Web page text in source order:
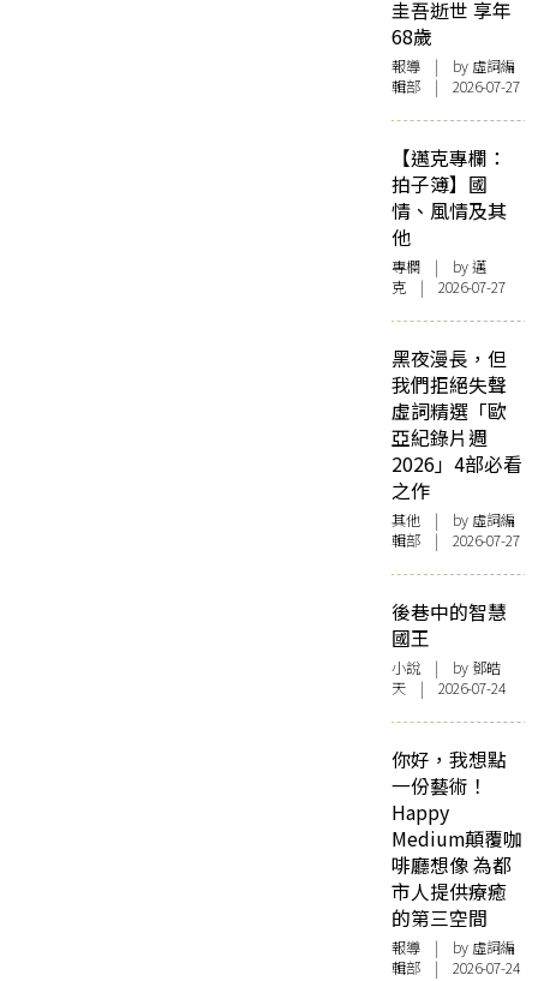
圭吾逝世 享年
68歲
報導 | by 虛詞編
輯部 | 2026-07-27
【邁克專欄：
拍子簿】國
情、風情及其
他
專欄 | by邁
克 | 2026-07-27
黑夜漫長，但
我們拒絕失聲
虛詞精選「歐
亞紀錄片週
2026」4部必看
之作
其他 | by 虛詞編
輯部 | 2026-07-27
後巷中的智慧
國王
小說 | by 鄧皓
天 | 2026-07-24
你好，我想點
一份藝術！
Happy
Medium顛覆咖
啡廳想像 為都
市人提供療癒
的第三空間
報導 | by 虛詞編
輯部 | 2026-07-24